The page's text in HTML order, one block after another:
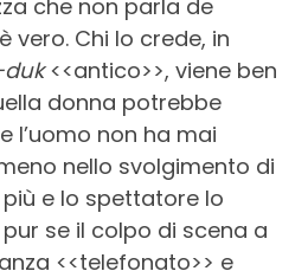
che non parla de
vero. Chi lo crede, in
<<antico>>, viene ben
donna potrebbe
l’uomo non ha mai
nello svolgimento di
e lo spettatore lo
se il colpo di scena a
<<telefonato>> e